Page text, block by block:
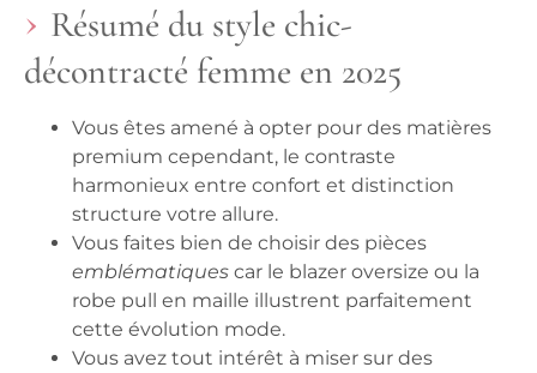
Résumé du style chic-
décontracté femme en 2025
Vous êtes amené à opter pour des matières
premium cependant, le contraste
harmonieux entre confort et distinction
structure votre allure.
Vous faites bien de choisir des pièces
emblématiques car le blazer oversize ou la
robe pull en maille illustrent parfaitement
cette évolution mode.
Vous avez tout intérêt à miser sur des